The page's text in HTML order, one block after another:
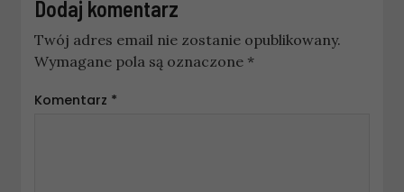
Dodaj komentarz
Twój adres email nie zostanie opublikowany.
Wymagane pola są oznaczone *
Komentarz *